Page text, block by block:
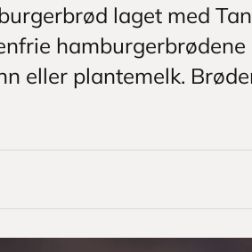
laget med
hamburgerbrødene
eller plantemelk.